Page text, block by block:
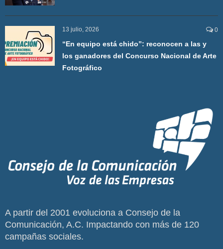
13 julio, 2026 0
“En equipo está chido”: reconocen a las y
los ganadores del Concurso Nacional de Arte
Fotográfico
A partir del 2001 evoluciona a Consejo de la
Comunicación, A.C. Impactando con más de 120
campañas sociales.